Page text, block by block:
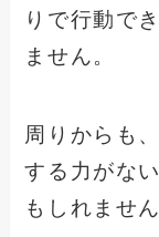
りで行動で
ません。
周りからも
する力がな
もしれません